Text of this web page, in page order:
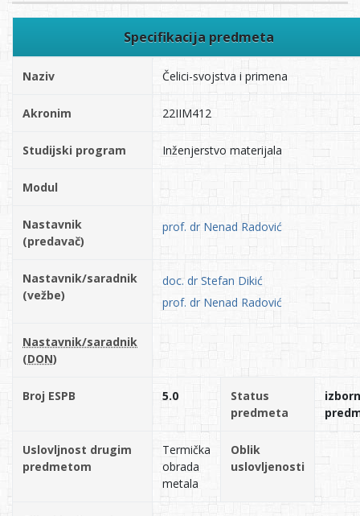
Specifikacija predmeta
Naziv Čelici-svojstva i primena
Akronim 22IIM412
Studijski program Inženjerstvo materijala
Modul
Nastavnik
(predavač)
prof. dr Nenad Radović
Nastavnik/saradnik
(vežbe)
doc. dr Stefan Dikić
prof. dr Nenad Radović
Nastavnik/saradnik
(DON)
Broj ESPB 5.0
Status
predmeta
Uslovljnost drugim
predmetom
Termička
obrada
metala
Oblik
uslovljenosti